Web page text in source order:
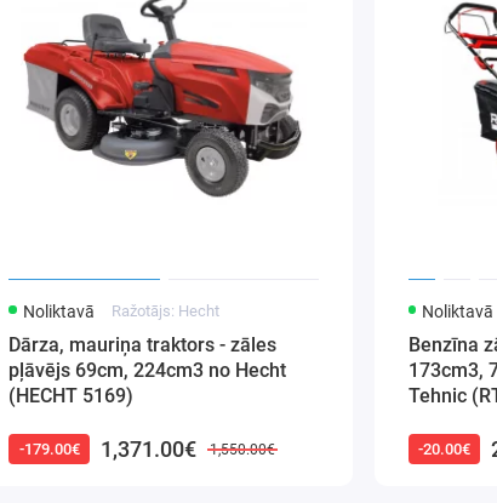
Noliktavā Ražotājs: Hecht
Dārza, mauriņa traktors - zāles
pļāvējs 69cm, 224cm3 no Hecht
(HECHT 5169)
-179.00€ 1,371.00€ 1,550.00€
Noliktavā
Benzīna
173cm3,
Tehnic
-20.00€